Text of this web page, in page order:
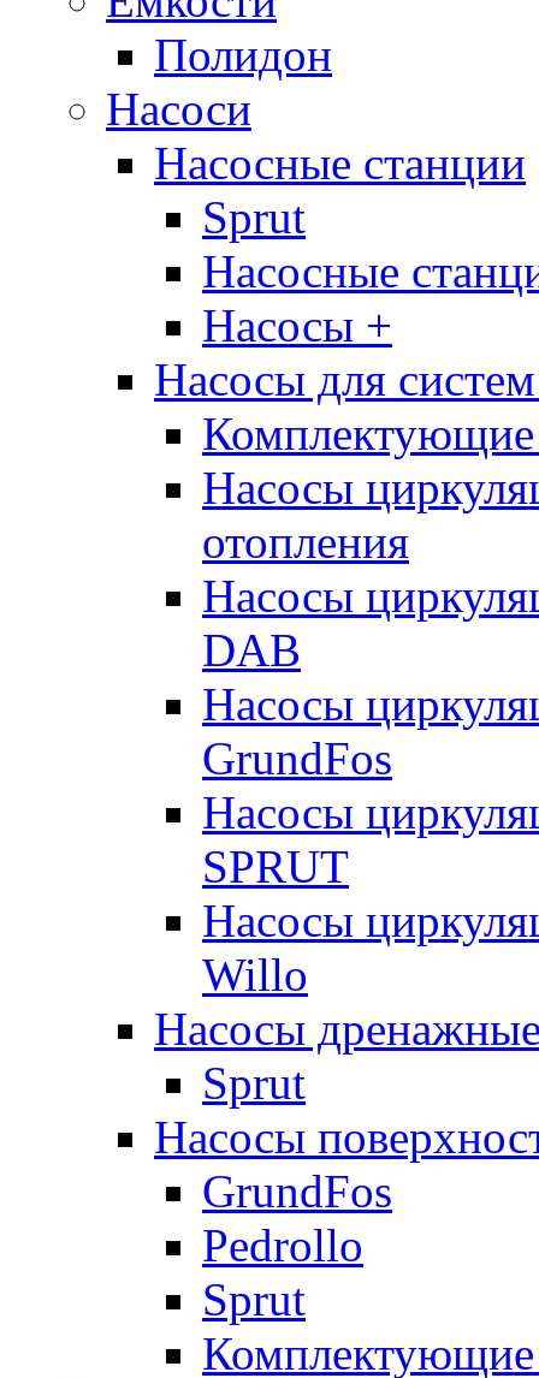
Полидон
Насоси
Насосные станции
Sprut
Насосные
Насосы +
Насосы для
Комплектующие
Насосы
отопления
Насосы
DAB
Насосы
GrundFos
Насосы
SPRUT
Насосы
Willo
Насосы
Sprut
Насосы
GrundFos
Pedrollo
Sprut
Комплектующие